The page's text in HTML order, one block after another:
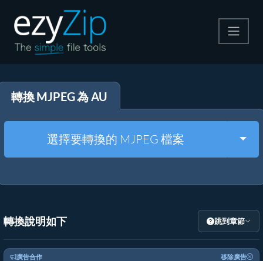
解壓縮
其他工具
轉換 MJPEG 為 AU
選擇要轉換的 MJPEG 檔案
轉換說明如下 跳到章節
廣告合作 移除廣告